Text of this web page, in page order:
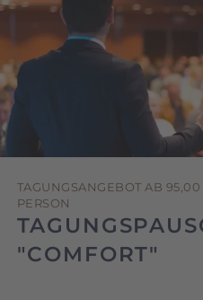
TAGUNGSANGEBOT AB
PERSON
"COMFORT"